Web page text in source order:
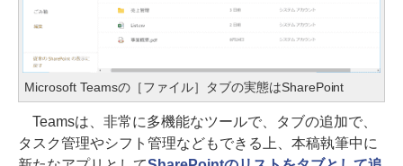
Microsoft Teamsの［ファイル］タブの実態はSharePoint
Teamsは、非常に多機能なツールで、タブの追加で、
タスク管理やシフト管理などもできる上、本稿執筆中に